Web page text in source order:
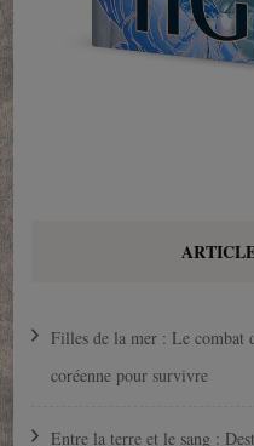
Filles de la mer : Le combat
coréenne pour survivre
Entre la terre et le sang :